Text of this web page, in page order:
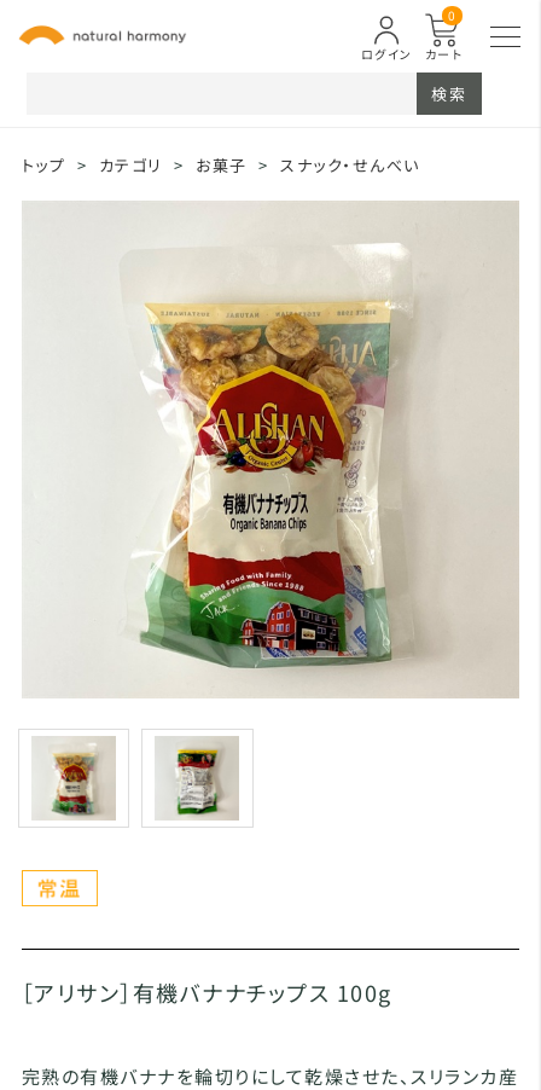
カート
0
ログイン
検索
トップ > カテゴリ > お菓子 > スナック・せんべい
［アリサン］有機バナナチップス 100g
完熟の有機バナナを輪切りにして乾燥させた、スリランカ産